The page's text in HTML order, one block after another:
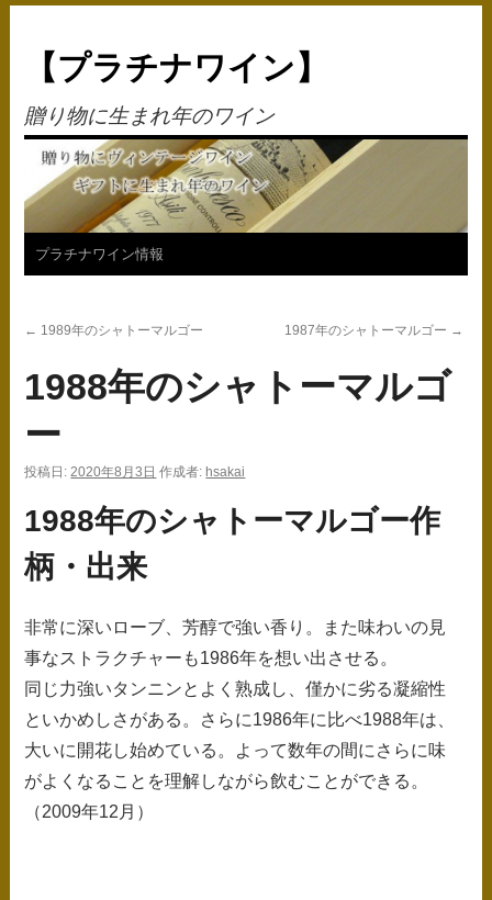
【プラチナワイン】
贈り物に生まれ年のワイン
コ
テ
ン
へ
ッ
プ
プラチナワイン情報
← 1989年のシャトーマルゴー 1987年のシャトーマルゴー →
1988年のシャトーマルゴ
ー
投稿日: 2020年8月3日 作成者: hsakai
1988年のシャトーマルゴー作
柄・出来
非常に深いローブ、芳醇で強い香り。また味わいの見
事なストラクチャーも1986年を想い出させる。
同じ力強いタンニンとよく熟成し、僅かに劣る凝縮性
といかめしさがある。さらに1986年に比べ1988年は、
大いに開花し始めている。よって数年の間にさらに味
がよくなることを理解しながら飲むことができる。
（2009年12月）